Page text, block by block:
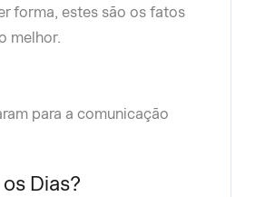
forma, estes são os fatos
melhor.
para a comunicação
Dias?